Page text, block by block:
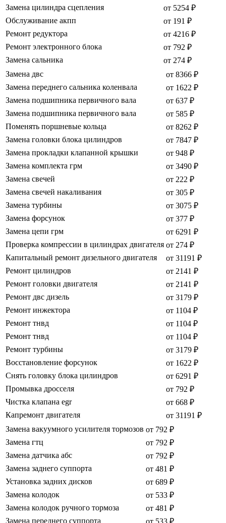
Замена цилиндра сцепления
от 5254 ₽
Обслуживание акпп
от 191 ₽
Ремонт редуктора
от 4216 ₽
Ремонт электронного блока
от 792 ₽
Замена сальника
от 274 ₽
Замена двс
от 8366 ₽
Замена переднего сальника коленвала
от 1622 ₽
Замена подшипника первичного вала
от 637 ₽
Замена подшипника первичного вала
от 585 ₽
Поменять поршневые кольца
от 8262 ₽
Замена головки блока цилиндров
от 7847 ₽
Замена прокладки клапанной крышки
от 948 ₽
Замена комплекта грм
от 3490 ₽
Замена свечей
от 222 ₽
Замена свечей накаливания
от 305 ₽
Замена турбины
от 3075 ₽
Замена форсунок
от 377 ₽
Замена цепи грм
от 6291 ₽
Проверка компрессии в цилиндрах двигателя от 274 ₽
Капитальный ремонт дизельного двигателя
от 31191 ₽
Ремонт цилиндров
от 2141 ₽
Ремонт головки двигателя
от 2141 ₽
Ремонт двс дизель
от 3179 ₽
Ремонт инжектора
от 1104 ₽
Ремонт тнвд
от 1104 ₽
Ремонт тнвд
от 1104 ₽
Ремонт турбины
от 3179 ₽
Восстановление форсунок
от 1622 ₽
Снять головку блока цилиндров
от 6291 ₽
Промывка дросселя
от 792 ₽
Чистка клапана egr
от 668 ₽
Капремонт двигателя
от 31191 ₽
Замена вакуумного усилителя тормозов от 792 ₽
Замена гтц
от 792 ₽
Замена датчика абс
от 792 ₽
Замена заднего суппорта
от 481 ₽
Установка задних дисков
от 689 ₽
Замена колодок
от 533 ₽
Замена колодок ручного тормоза
от 481 ₽
Замена переднего суппорта